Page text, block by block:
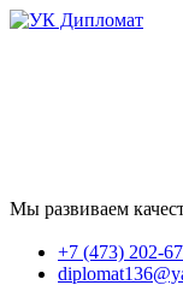
Мы развиваем
+7 (473) 202-